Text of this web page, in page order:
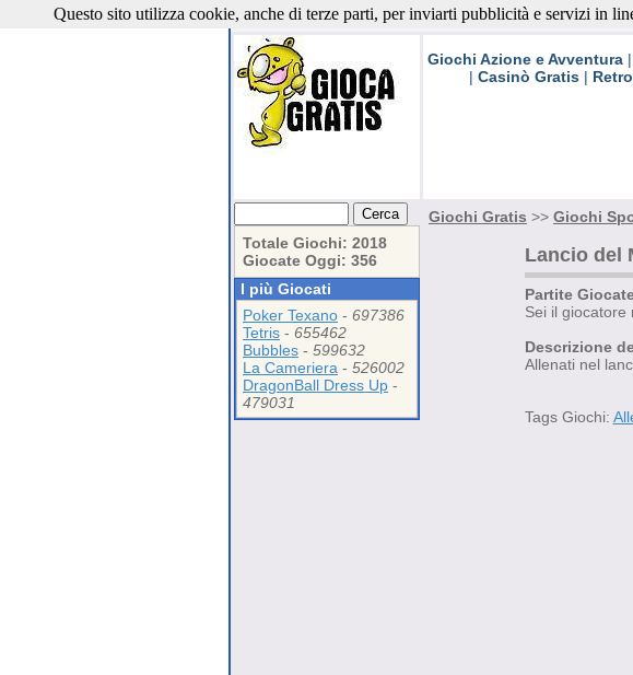
Giochi Gratis
Giochi Azione e Avventura|
| Casinò Gratis|
Totale Giochi: 2018
Giocate Oggi: 356
I più Giocati
Poker Texano - 697386
Tetris - 655462
Bubbles - 599632
La Cameriera - 526002
DragonBall Dress Up -
479031
Giochi Gratis >> Giochi
Lancio del
Partite
Sei il giocatore
Descrizione
Allenati nel
Tags Giochi:
Questo sito utilizza cookie, anche di terze parti, per inviarti pubblicità e servizi in